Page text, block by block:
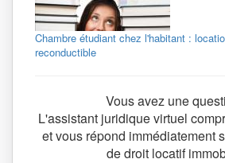
Chambre étudiant chez l'habitant :
reconductible
Vous avez une
L'assistant juridique virtuel
et vous répond immédiatement
de droit locatif